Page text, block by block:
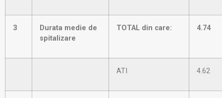
3
Durata medie de
spitalizare
TOTAL din care: 4.74
ATI 4.62